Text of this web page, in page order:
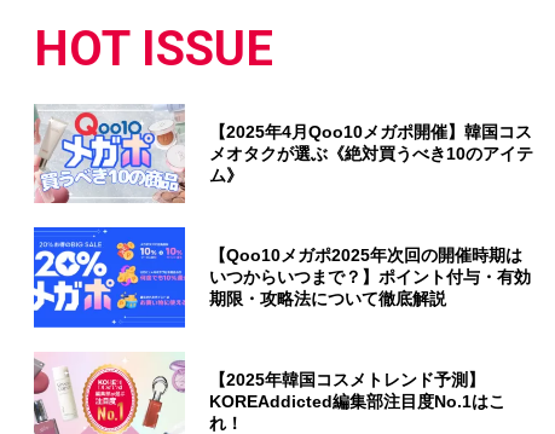
HOT ISSUE
【2025年4月Qoo10メガポ開催】韓国コス
メオタクが選ぶ《絶対買うべき10のアイテ
ム》
【Qoo10メガポ2025年次回の開催時期は
いつからいつまで？】ポイント付与・有効
期限・攻略法について徹底解説
【2025年韓国コスメトレンド予測】
KOREAddicted編集部注目度No.1はこ
れ！